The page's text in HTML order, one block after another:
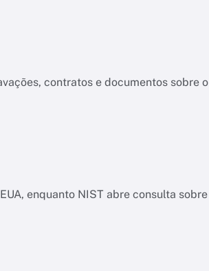
contratos e documentos sobre o
enquanto NIST abre consulta sobre